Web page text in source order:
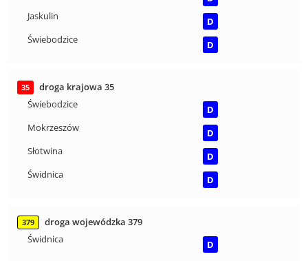
Jaskulin
D
Świebodzice
D
35
droga krajowa 35
Świebodzice
D
Mokrzeszów
D
Słotwina
D
Świdnica
D
379
droga wojewódzka 379
Świdnica
D